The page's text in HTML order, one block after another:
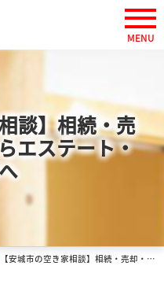
談】相続・売
エステート・
【安城市の空き家相談】相続・売却・管理のことならエステート・ラボへ